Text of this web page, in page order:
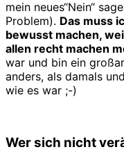
mein neues“Nein“
Problem). Das muss
bewusst machen,
allen recht machen
war und bin ein
anders, als damals
wie es war ;-)
Wer sich nicht